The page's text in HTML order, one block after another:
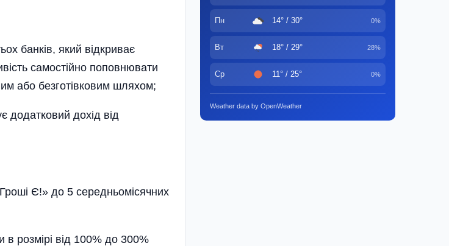
банків, який відкриває
самостійно поповнювати
або безготівковим шляхом;
додатковий дохід від
Є!» до 5 середньомісячних
в розмірі від 100% до 300%
Пн 14° / 30° 0%
Вт 18° / 29° 28%
Ср 11° / 25° 0%
Weather data by OpenWeather